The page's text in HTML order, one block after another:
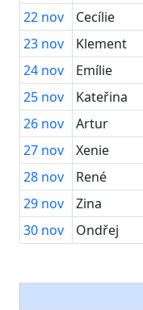
22 nov
Cecílie
23 nov
Klement
24 nov
Emílie
25 nov
Kateřina
26 nov
Artur
27 nov
Xenie
28 nov
René
29 nov
Zina
30 nov Ondřej